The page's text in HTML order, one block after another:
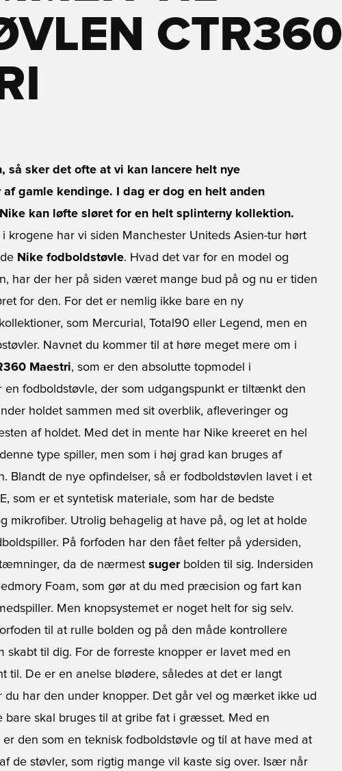
CTR360
så sker det ofte at vi kan lancere helt nye
gamle kendinge. I dag er dog en helt anden
kan løfte sløret for en helt splinterny kollektion.
har vi siden Manchester Uniteds Asien-tur hørt
Nike fodboldstøvle. Hvad det var for en model og
har der her på siden været mange bud på og nu er tiden
for den. For det er nemlig ikke bare en ny
som Mercurial, Total90 eller Legend, men en
Navnet du kommer til at høre meget mere om i
Maestri, som er den absolutte topmodel i
en fodboldstøvle, der som udgangspunkt er tiltænkt den
holdet sammen med sit overblik, afleveringer og
af holdet. Med det in mente har Nike kreeret en hel
type spiller, men som i høj grad kan bruges af
Blandt de nye opfindelser, så er fodboldstøvlen lavet i et
som er et syntetisk materiale, som har de bedste
mikrofiber. Utrolig behagelig at have på, og let at holde
På forfoden har den fået felter på ydersiden,
da de nærmest sugerbolden til sig. Indersiden
Foam, som gør at du med præcision og fart kan
Men knopsystemet er noget helt for sig selv.
til at rulle bolden og på den måde kontrollere
skabt til dig. For de forreste knopper er lavet med en
til. De er en anelse blødere, således at det er langt
du har den under knopper. Det går vel og mærket ikke ud
skal bruges til at gribe fat i græsset. Med en
den som en teknisk fodboldstøvle og til at have med at
de støvler, som rigtig mange vil kaste sig over. Især når